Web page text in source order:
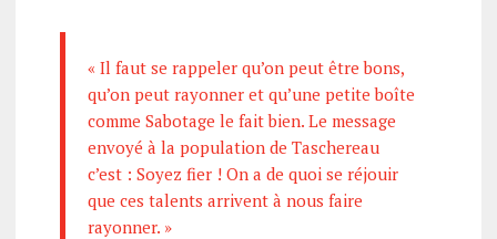
« Il faut se rappeler qu’on peut être bons,
qu’on peut rayonner et qu’une petite boîte
comme Sabotage le fait bien. Le message
envoyé à la population de Taschereau
c’est : Soyez fier ! On a de quoi se réjouir
que ces talents arrivent à nous faire
rayonner. »